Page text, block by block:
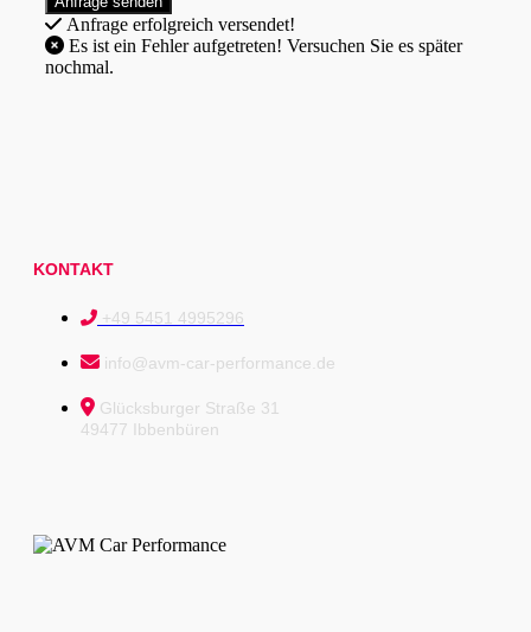
Anfrage erfolgreich versendet!
nochmal.
KONTAKT
+49 5451 4995296
info@avm-car-performance.de
Glücksburger Straße 31
49477 Ibbenbüren